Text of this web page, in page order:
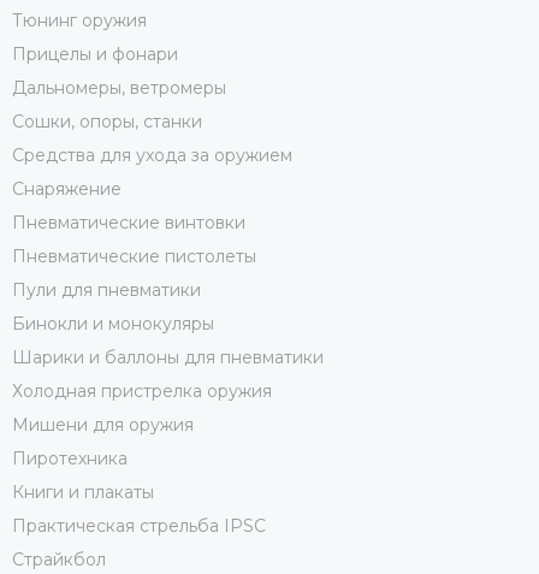
Тюнинг оружия
Прицелы и фонари
Дальномеры, ветромеры
Сошки, опоры, станки
Средства для ухода за оружием
Снаряжение
Пневматические винтовки
Пневматические пистолеты
Пули для пневматики
Бинокли и монокуляры
Шарики и баллоны для пневматики
Холодная пристрелка оружия
Мишени для оружия
Пиротехника
Книги и плакаты
Практическая стрельба IPSC
Страйкбол